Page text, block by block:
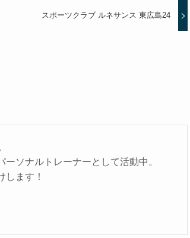
スポーツクラブ ルネサンス 東広島24
ソナルトレーナーとして活動中。
します！